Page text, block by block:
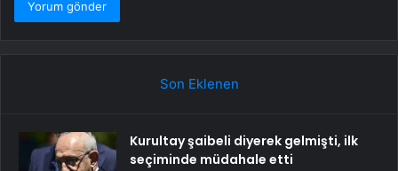
Son Eklenen
Kurultay şaibeli diyerek gelmişti, ilk
seçiminde müdahale etti